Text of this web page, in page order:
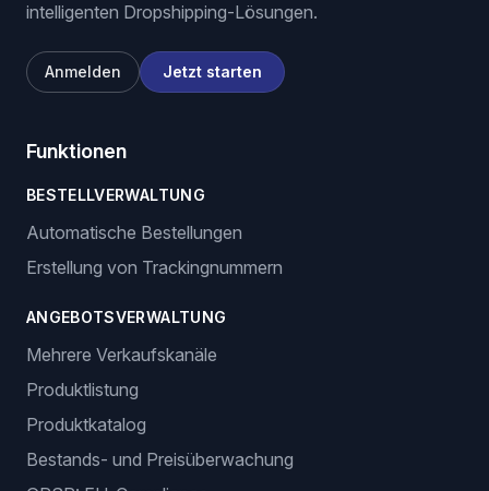
intelligenten Dropshipping-Lösungen.
Anmelden Jetzt starten
Funktionen
BESTELLVERWALTUNG
Automatische Bestellungen
Erstellung von Trackingnummern
ANGEBOTSVERWALTUNG
Mehrere Verkaufskanäle
Produktlistung
Produktkatalog
Bestands- und Preisüberwachung